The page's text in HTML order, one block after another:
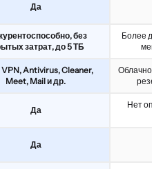
Да
без
затрат, до 5 ТБ
Более
VPN, Antivirus, Cleaner,
Meet, Mail и др.
Облачное
Да
Нет
Да